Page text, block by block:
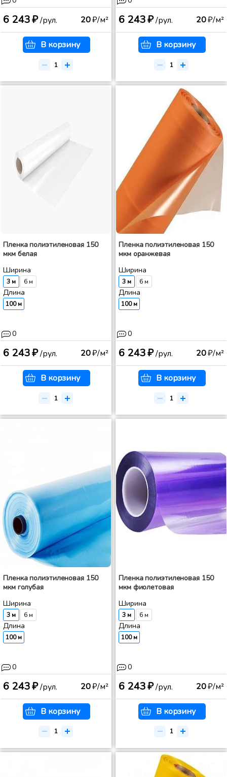
6 243 ₽/рул. 20₽/м²
В корзину
6 243 ₽/рул. 20₽/м²
В корзину
Пленка полиэтиленовая 150
мкм белая
Ширина
3 м 6 м
Длина
100 м
0
6 243 ₽/рул. 20₽/м²
В корзину
Пленка полиэтиленовая 150
мкм оранжевая
Ширина
3 м 6 м
Длина
100 м
0
6 243 ₽/рул. 20₽/м²
В корзину
Пленка полиэтиленовая 150
мкм голубая
Ширина
3 м 6 м
Длина
100 м
0
6 243 ₽/рул. 20₽/м²
В корзину
Пленка полиэтиленовая 150
мкм фиолетовая
Ширина
3 м 6 м
Длина
100 м
0
6 243 ₽/рул. 20₽/м²
В корзину